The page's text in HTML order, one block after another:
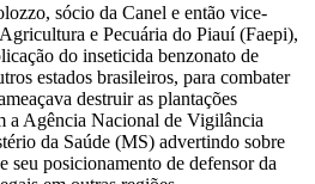
sócio da Canel e então vice-
e Pecuária do Piauí (Faepi),
do inseticida benzonato de
estados brasileiros, para combater
destruir as plantações
a Agência Nacional de Vigilância
da Saúde (MS) advertindo sobre
seu posicionamento de defensor da